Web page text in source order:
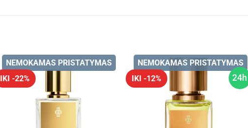
IKI -22%
NEMOKAMAS PRISTATYMAS
24h
IKI -12%
NEMOKAMAS PRISTATYMAS